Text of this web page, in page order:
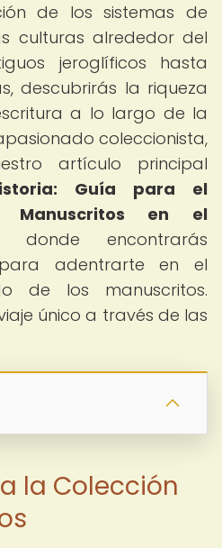
de los sistemas de
culturas alrededor del
jeroglíficos hasta
descubrirás la riqueza
a lo largo de la
coleccionista,
artículo principal
Guía para el
Manuscritos en el
donde encontrarás
adentrarte en el
de los manuscritos.
único a través de las
la Colección